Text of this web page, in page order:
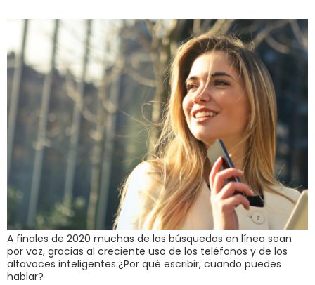
A finales de 2020 muchas de las búsquedas en línea sean
por voz, gracias al creciente uso de los teléfonos y de los
altavoces inteligentes.¿Por qué escribir, cuando puedes
hablar?